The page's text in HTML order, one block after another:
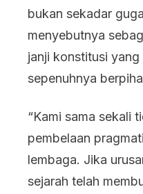
bukan sekadar
menyebutnya
janji konstitusi yang
sepenuhnya
“Kami sama sekali
pembelaan
lembaga. Jika
sejarah telah